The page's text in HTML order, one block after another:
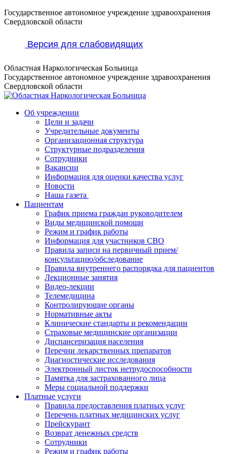
Перейти
к
Государственное автономное учреждение здравоохранения
Свердловской области
Версия для слабовидящих
Областная Наркологическая Больница
Государственное автономное учреждение здравоохранения
Свердловской области
Об учреждении
Цели и задачи
Учредительные документы
Организационная структура
Структурные подразделения
Сотрудники
Вакансии
Информация для оценки качества услуг
Новости
​​Наша газета
Пациентам
График приема граждан руководителем
Виды медицинской помощи
Режим и график работы
Информация для участников СВО
Правила записи на первичный прием/
консультацию/обследование
Правила внутреннего распорядка для пациентов
Лекционные занятия
Видео-лекции
Телемедицина
Контролирующие органы
Нормативные акты
Клинические стандарты и рекомендации
Страховые медицинские организации
Диспансеризация населения
Перечни лекарственных препаратов
Диагностические исследования
Электронный листок нетрудоспособности
Памятка для застрахованного лица
Меры социальной поддержки
Платные услуги
Правила предоставления платных услуг
Перечень платных медицинских услуг
Прейскурант
Возврат денежных средств
Сотрудники
Режим и график работы